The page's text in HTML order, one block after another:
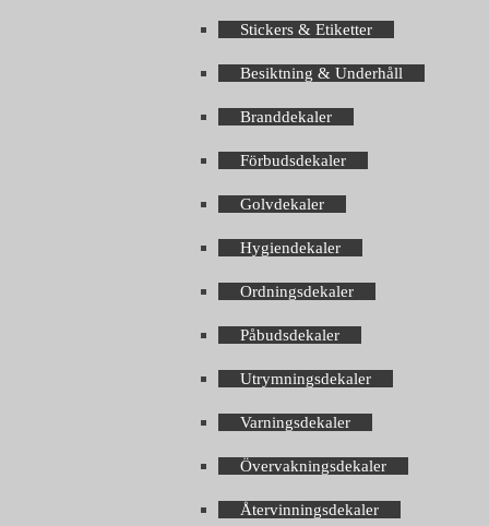
Stickers & Etiketter
Besiktning & Underhåll
Branddekaler
Förbudsdekaler
Golvdekaler
Hygiendekaler
Ordningsdekaler
Påbudsdekaler
Utrymningsdekaler
Varningsdekaler
Övervakningsdekaler
Återvinningsdekaler